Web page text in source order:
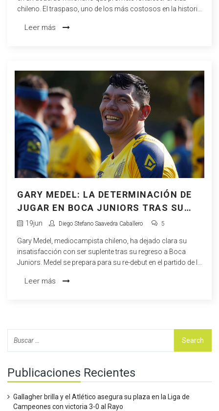
chileno. El traspaso, uno de los más costosos en la historia
aficionados y asegura a Boca Juniors un beneficio
Leer más
GARY MEDEL: LA DETERMINACIÓN DE
JUGAR EN BOCA JUNIORS TRAS SU
REGRESO
19jun Diego Stefano Saavedra Caballero 5
Gary Medel, mediocampista chileno, ha dejado clara su
insatisfacción con ser suplente tras su regreso a Boca
Juniors. Medel se prepara para su re-debut en el partido de la
en el once inicial, su deseo de competir y jugar regularmente
Leer más
Publicaciones Recientes
Gallagher brilla y el Atlético asegura su plaza en la Liga de
Campeones con victoria 3-0 al Rayo